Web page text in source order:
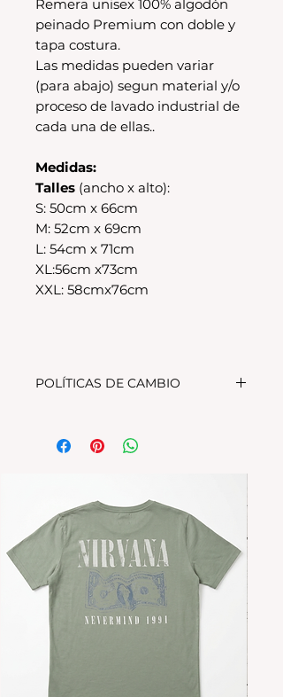
Remera unisex 100% algodón
peinado Premium con doble y
tapa costura.
Las medidas pueden variar
(para abajo) segun material y/o
proceso de lavado industrial de
cada una de ellas..
Medidas:
Talles (ancho x alto):
S: 50cm x 66cm
M: 52cm x 69cm
L: 54cm x 71cm
XL:56cm x73cm
XXL: 58cmx76cm
POLÍTICAS DE CAMBIO
cambio, el producto debe
encontrarse sin uso y en su
disponible en stock en el
local.Tener en cuenta que se
estampa a pedido, el stock de la
tienda online para compras
nuevas NO es el mismo que el del
local
Los productos personalizados NO
rebajas tanto de la tienda online